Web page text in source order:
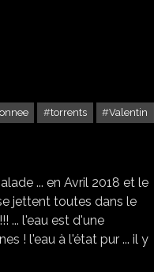
torrents
Valentin
... en Avril 2018 et le
jettent toutes dans le
... l'eau est d'une
! l'eau à l'état pur ... il y